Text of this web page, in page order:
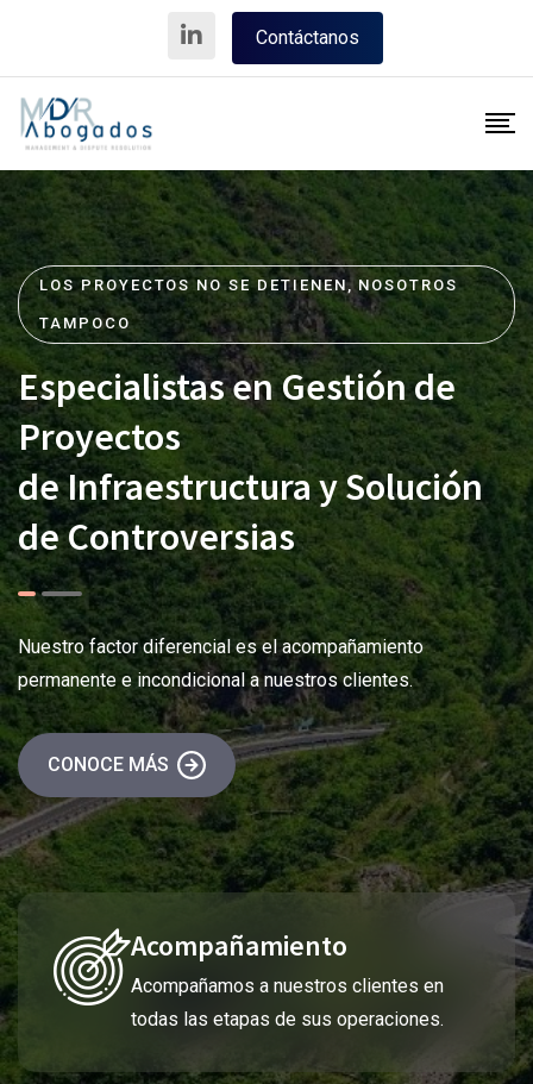
Contáctanos
LOS PROYECTOS NO SE DETIENEN, NOSOTROS
TAMPOCO
Especialistas en Gestión de
Proyectos
de Infraestructura y Solución
de Controversias
Nuestro factor diferencial es el acompañamiento
permanente e incondicional a nuestros clientes.
CONOCE MÁS
Acompañamiento
Acompañamos a nuestros clientes en
todas las etapas de sus operaciones.